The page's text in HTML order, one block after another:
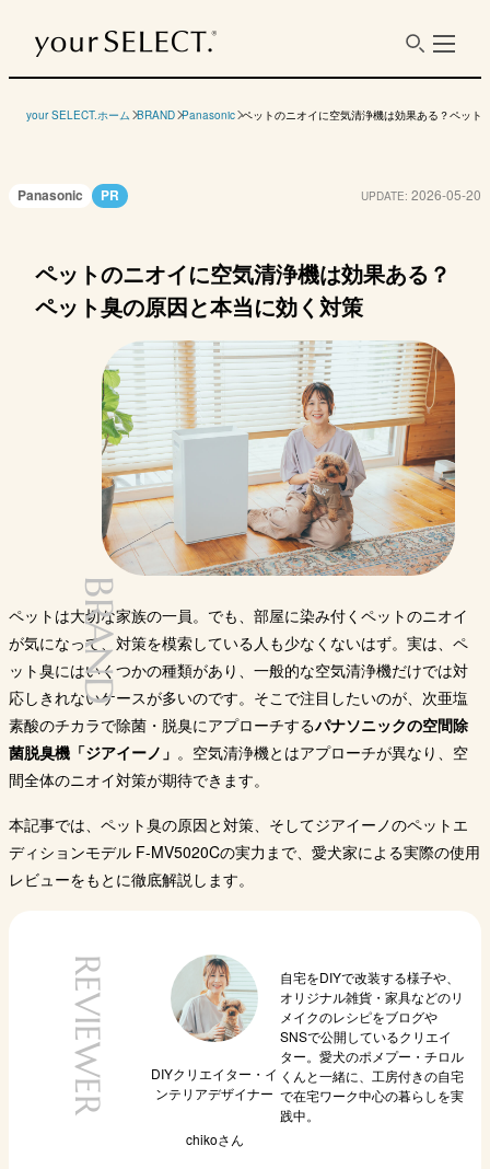
your SELECT.ホーム BRAND Panasonic ペットのニオイに空気清浄機は効果ある？ペット
Panasonic PR UPDATE: 2026-05-20
BRAND
ペットのニオイに空気清浄機は効果ある？
ペット臭の原因と本当に効く対策
ペットは大切な家族の一員。でも、部屋に染み付くペットのニオイ
が気になって、対策を模索している人も少なくないはず。実は、ペ
ット臭にはいくつかの種類があり、一般的な空気清浄機だけでは対
応しきれないケースが多いのです。そこで注目したいのが、次亜塩
素酸のチカラで除菌・脱臭にアプローチするパナソニックの空間除
菌脱臭機「ジアイーノ」 。空気清浄機とはアプローチが異なり、空
間全体のニオイ対策が期待できます。
本記事では、ペット臭の原因と対策、そしてジアイーノのペットエ
ディションモデル F-MV5020Cの実力まで、愛犬家による実際の使用
レビューをもとに徹底解説します。
REVIEWER
DIYクリエイター・イ
ンテリアデザイナー
chikoさん
自宅をDIYで改装する様子や、
オリジナル雑貨・家具などのリ
メイクのレシピをブログや
SNSで公開しているクリエイ
ター。愛犬のポメプー・チロル
くんと一緒に、工房付きの自宅
で在宅ワーク中心の暮らしを実
践中。